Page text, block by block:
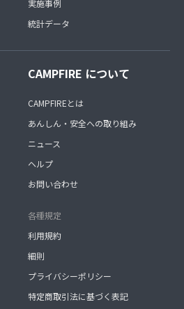
実施事例
統計データ
CAMPFIRE について
CAMPFIREとは
あんしん・安全への取り組み
ニュース
ヘルプ
お問い合わせ
各種規定
利用規約
細則
プライバシーポリシー
特定商取引法に基づく表記